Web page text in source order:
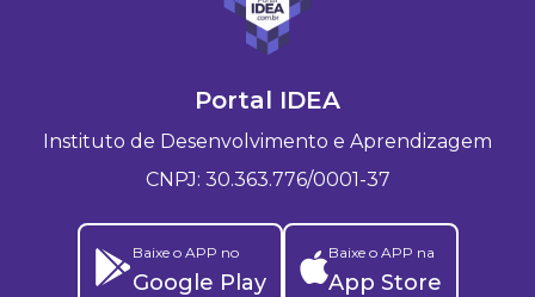
Portal IDEA
Instituto de Desenvolvimento e Aprendizagem
CNPJ: 30.363.776/0001-37
Baixe o APP no
Google Play
Baixe o APP na
App Store